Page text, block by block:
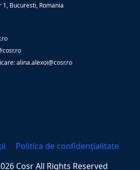
1, Bucuresti, Romania
alina.alexoi@cosr.ro
Politica de confidențialitate
CosrAll Rights Reserved